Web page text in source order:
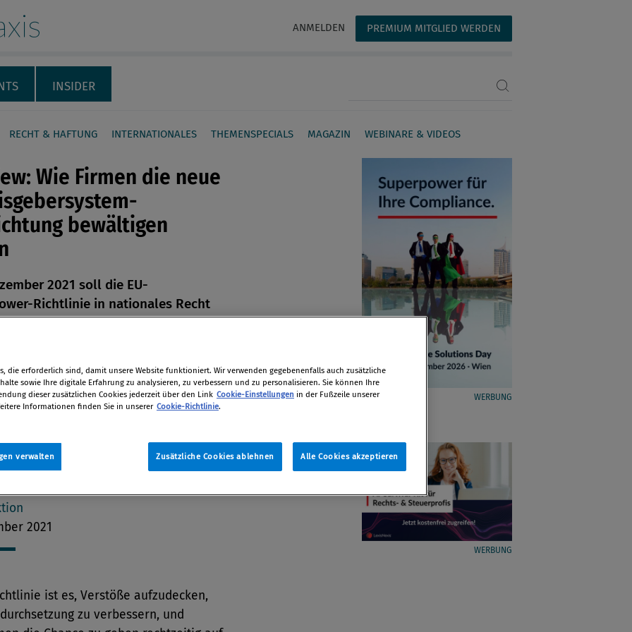
ANMELDEN PREMIUM MITGLIED WERDEN
INSIDER
RECHT & HAFTUNG INTERNATIONALES THEMENSPECIALS MAGAZIN WEBINARE & VIDEOS
Wie Firmen die neue
bewältigen
2021 soll die EU-
Richtlinie in nationales Recht
werden, der Gesetzesentwurf ist
ab 250 Mitarbeiter:innen sowie
ab 10.000 Einwohner:innen ist die
250 Mitarbeitern gibt es eine
von weiteren zwei Jahren.
2021
ist es, Verstöße aufzudecken,
zu verbessern, und
WERBUNG
WERBUNG
die erforderlich sind, damit unsere Website funktioniert. Wir verwenden gegebenenfalls auch zusätzliche
sowie Ihre digitale Erfahrung zu analysieren, zu verbessern und zu personalisieren. Sie können Ihre
dieser zusätzlichen Cookies jederzeit über den Link Cookie-Einstellungen in der Fußzeile unserer
Informationen finden Sie in unserer Cookie-Richtlinie.
Zusätzliche Cookies ablehnen Alle Cookies akzeptieren
verwalten